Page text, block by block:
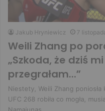
Jakub Hryniewicz 7
Weili Zhang po
„Szkoda, że dziś
przegrałam…”
Niestety, Weili Zhang
UFC 268 robiła co mogła,